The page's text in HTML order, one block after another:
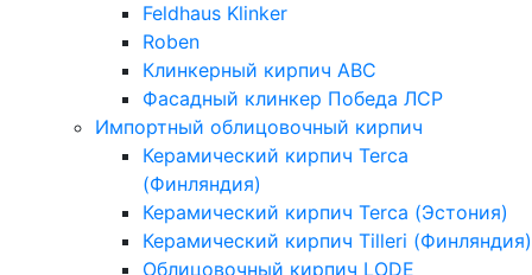
Feldhaus Klinker
Roben
Клинкерный кирпич ABC
Фасадный клинкер Победа ЛСР
Импортный облицовочный кирпич
Керамический кирпич Terca
(Финляндия)
Керамический кирпич Terca (Эстония)
Керамический кирпич Tilleri (Финляндия)
Облицовочный кирпич LODE